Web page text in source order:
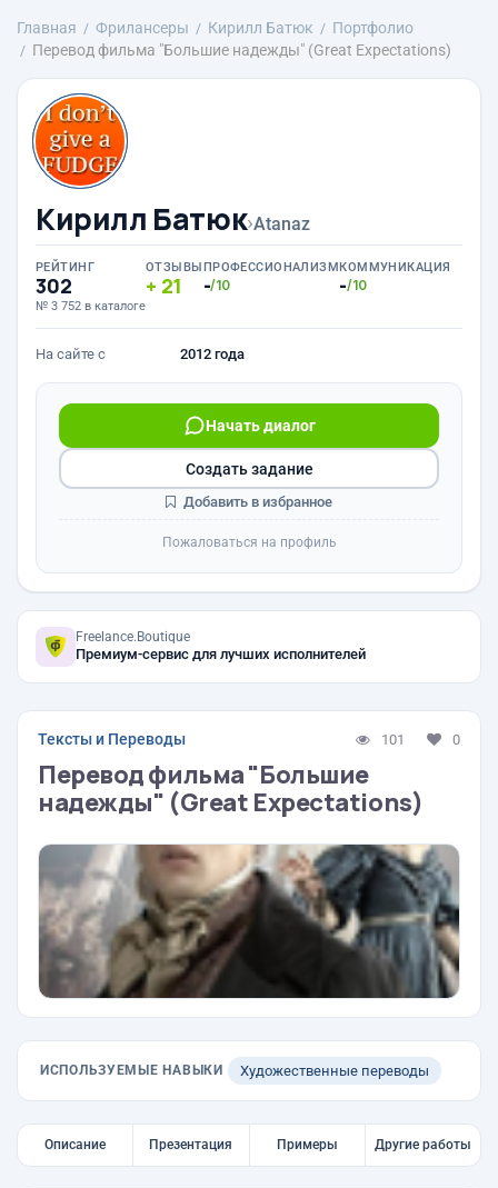
Главная Фрилансеры Кирилл Батюк
Портфолио
Перевод фильма "Большие надежды" (Great Expectations)
Кирилл Батюк›Atanaz
РЕЙТИНГ
302
№ 3 752 в каталоге
ОТЗЫВЫ
21
ПРОФЕССИОНАЛИЗМ
-/10
КОММУНИКАЦИЯ
-/10
На сайте с 2012 года
Начать диалог
Создать задание
Добавить в избранное
Пожаловаться на профиль
Freelance.Boutique
Премиум-сервис для лучших исполнителей
Тексты и Переводы 101 0
Перевод фильма "Большие
надежды" (Great Expectations)
ИСПОЛЬЗУЕМЫЕ НАВЫКИ Художественные переводы
Описание Презентация Примеры Другие работы